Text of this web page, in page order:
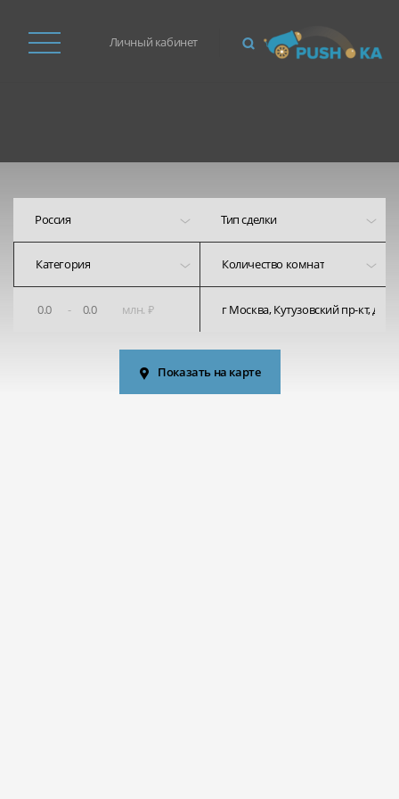
Личный кабинет
Россия Тип сделки
Категория
- млн. ₽
Показать на карте